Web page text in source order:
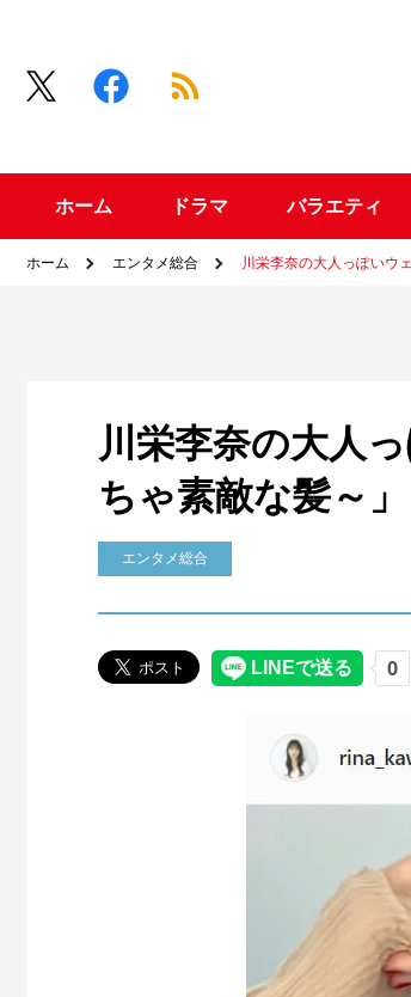
ホーム ドラマ バラエティ
ホーム エンタメ総合 川栄李奈の大人っぽいウ
川栄李奈の大人
ちゃ素敵な髪～
エンタメ総合